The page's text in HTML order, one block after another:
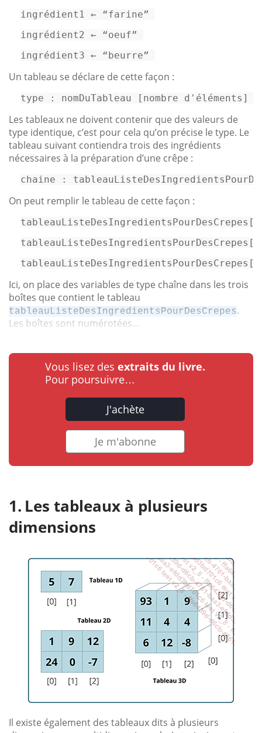
ingrédient1 ← “farine”
ingrédient2 ← “oeuf”
ingrédient3 ← “beurre”
Un tableau se déclare de cette façon :
type : nomDuTableau [nombre d 'éléments]
Les tableaux ne doivent contenir que des valeurs de
type identique, c’est pour cela qu’on précise le type. Le
tableau suivant contiendra trois des ingrédients
nécessaires à la préparation d’une crêpe :
chaine :
On peut remplir le tableau de cette façon :
tableauListeDesIngredientsPourDesCrepes
tableauListeDesIngredientsPourDesCrepes
tableauListeDesIngredientsPourDesCrepes
Ici, on place des variables de type chaîne dans les trois
boîtes que contient le tableau
tableauListeDesIngredientsPourDesCrepes.
Les boîtes sont numérotées...
Vous lisez des extraits du livre.
Pour poursuivre…
J'achète
Je m'abonne
Les tableaux à plusieurs
dimensions
Il existe également des tableaux dits à plusieurs